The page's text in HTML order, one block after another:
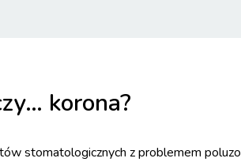
korona?
stomatologicznych z problemem